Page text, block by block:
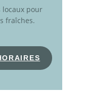
locaux pour
fraîches.